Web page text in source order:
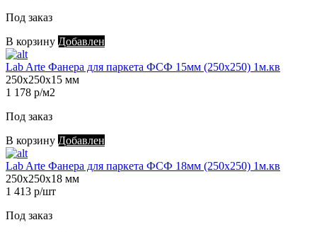
Под заказ
В корзину Добавлен
Lab Arte Фанера для паркета ФСФ 15мм (250х250) 1м.кв
250х250х15 мм
1 178 р/м2
Под заказ
В корзину Добавлен
Lab Arte Фанера для паркета ФСФ 18мм (250х250) 1м.кв
250х250х18 мм
1 413 р/шт
Под заказ